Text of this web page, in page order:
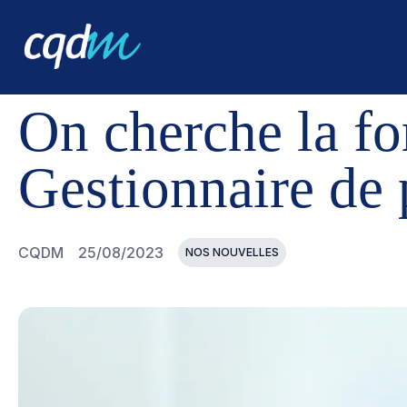
CQDM NOUVELLES ET ÉVÉNEMENTS ON CHERCHE
On cherche la
Gestionnaire de
CQDM 25/08/2023 NOS NOUVELLES